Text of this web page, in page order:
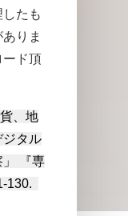
たも
りま
ード頂
、地
ジタル
『専
130.